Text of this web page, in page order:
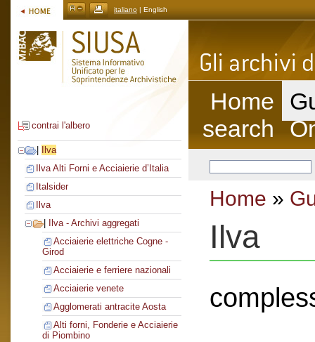
italiano | English
contrai l'albero
Ilva
Ilva Alti Forni e Acciaierie d’Italia
Italsider
Ilva
Ilva - Archivi aggregati
Acciaierie elettriche Cogne -
Girod
Acciaierie e ferriere nazionali
Acciaierie venete
Agglomerati antracite Aosta
Alti forni, Fonderie e Acciaierie
di Piombino
Home
search
Home »
Ilva